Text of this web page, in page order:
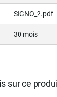
SIGNO_2.pdf
30 mois
sur ce